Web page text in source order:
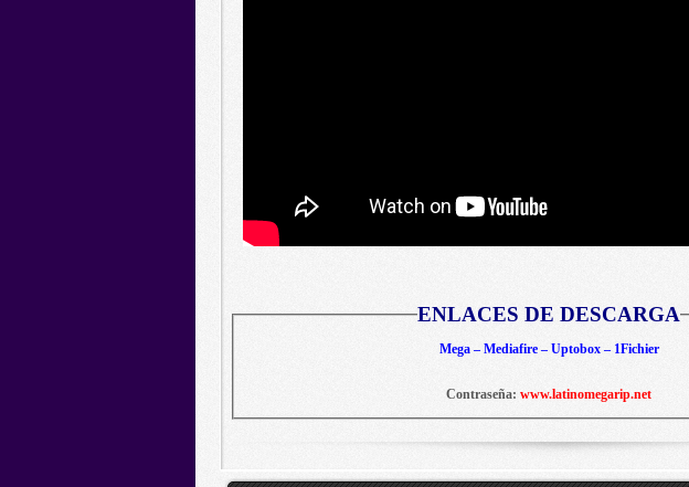
ENLACES DE DESCARGA
Mega – Mediafire – Uptobox – 1Fichier
Contraseña: www.latinomegarip.net